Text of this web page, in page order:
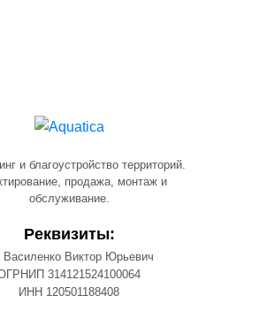
и благоустройство территорий.
продажа, монтаж и
обслуживание.
Реквизиты:
Василенко Виктор Юрьевич
314121524100064
ИНН 120501188408